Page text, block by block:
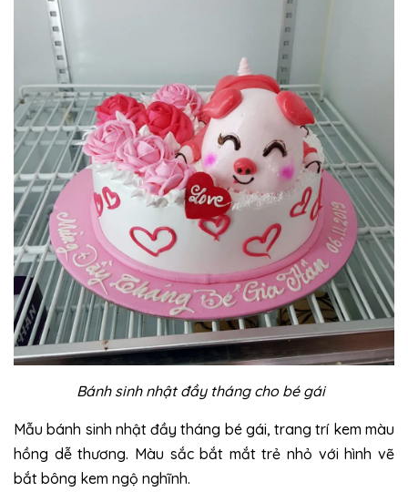
Bánh sinh nhật đầy tháng cho bé gái
Mẫu bánh sinh nhật đầy tháng bé gái, trang trí kem màu
hồng dễ thương. Màu sắc bắt mắt trẻ nhỏ với hình vẽ
bắt bông kem ngộ nghĩnh.